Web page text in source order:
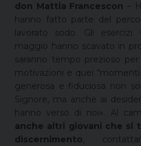
don Mattia Francescon –
hanno fatto parte del
lavorato sodo. Gli
maggio hanno scavato in
saranno tempo prezioso
motivazioni e quei
generosa e fiduciosa non
Signore, ma anche ai
hanno verso di noi». Al
anche altri giovani che si
discernimento,